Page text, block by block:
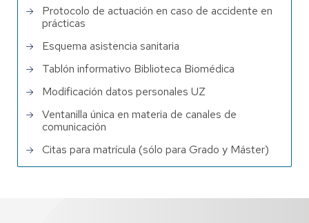
Protocolo de actuación en caso de accidente en
prácticas
Esquema asistencia sanitaria
Tablón informativo Biblioteca Biomédica
Modificación datos personales UZ
Ventanilla única en materia de canales de
comunicación
Citas para matrícula (sólo para Grado y Máster)